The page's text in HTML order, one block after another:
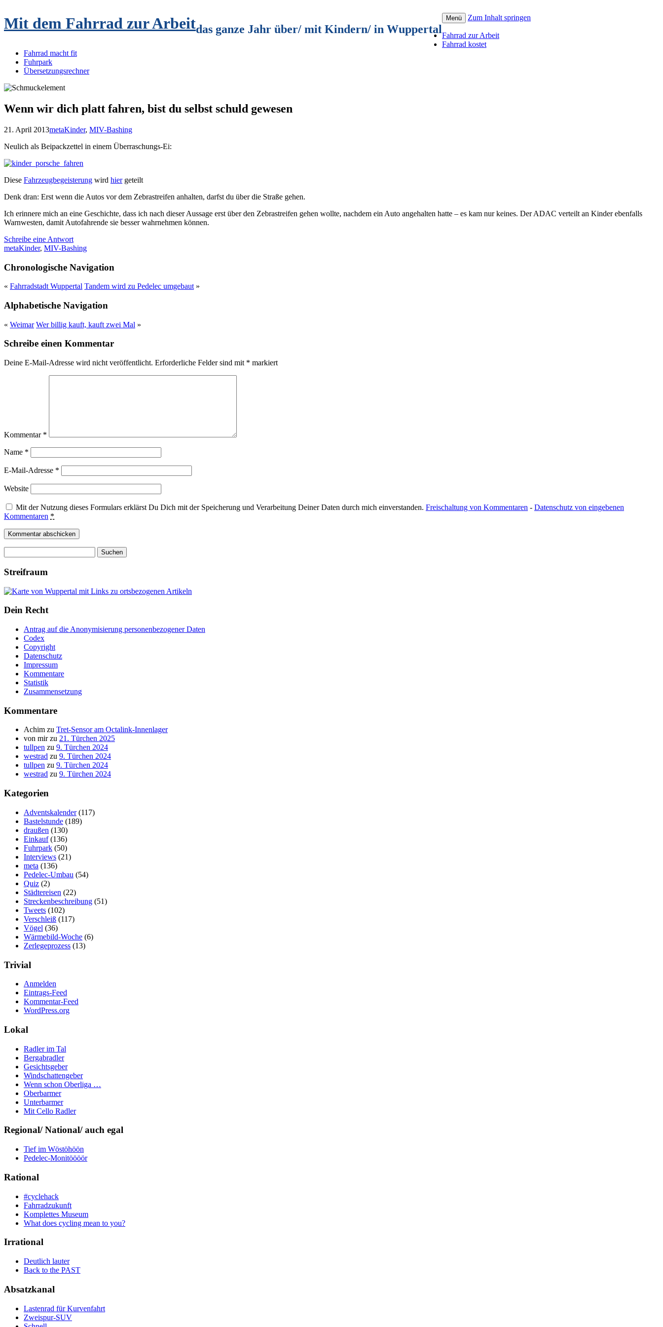
Mit dem Fahrrad zur Arbeitdas ganze Jahr über/ mit Kindern/ in Wuppertal
Menü Zum Inhalt springen
Fahrrad zur Arbeit
Fahrrad kostet
Fahrrad macht fit
Fuhrpark
Übersetzungsrechner
Wenn wir dich platt fahren, bist du selbst schuld gewesen
21. April 2013metaKinder, MIV-Bashing
Neulich als Beipackzettel in einem Überraschungs-Ei:
Diese Fahrzeugbegeisterung wird hiergeteilt
Denk dran: Erst wenn die Autos vor dem Zebrastreifen anhalten, darfst du über die Straße gehen.
Ich erinnere mich an eine Geschichte, dass ich nach dieser Aussage erst über den Zebrastreifen gehen wollte, nachdem ein Auto angehalten hatte – es kam nur keines. Der ADAC verteilt an Kinder ebenfalls
Warnwesten, damit Autofahrende sie besser wahrnehmen können.
Schreibe eine Antwort
metaKinder, MIV-Bashing
Chronologische Navigation
« Fahrradstadt Wuppertal Tandem wird zu Pedelec umgebaut »
Alphabetische Navigation
« Weimar Wer billig kauft, kauft zwei Mal »
Schreibe einen Kommentar
Deine E-Mail-Adresse wird nicht veröffentlicht. Erforderliche Felder sind mit * markiert
Kommentar *
Name *
E-Mail-Adresse *
Website
Mit der Nutzung dieses Formulars erklärst Du Dich mit der Speicherung und Verarbeitung Deiner Daten durch mich einverstanden. Freischaltung von Kommentaren - Datenschutz von eingebenen
Kommentaren *
nach:
Streifraum
Dein Recht
Antrag auf die Anonymisierung personenbezogener Daten
Codex
Copyright
Datenschutz
Impressum
Kommentare
Statistik
Zusammensetzung
Kommentare
Achim zu Tret-Sensor am Octalink-Innenlager
von mirzu 21. Türchen 2025
tullpen zu 9. Türchen 2024
westrad zu 9. Türchen 2024
tullpen zu 9. Türchen 2024
westrad zu 9. Türchen 2024
Kategorien
Adventskalender(117)
Bastelstunde (189)
draußen (130)
Einkauf(136)
Fuhrpark (50)
Interviews (21)
meta (136)
Pedelec-Umbau (54)
Quiz (2)
Städtereisen (22)
Streckenbeschreibung (51)
Tweets (102)
Verschleiß (117)
Vögel (36)
Wärmebild-Woche (6)
Zerlegeprozess (13)
Trivial
Anmelden
Eintrags-Feed
Kommentar-Feed
WordPress.org
Lokal
Radler im Tal
Bergabradler
Gesichtsgeber
Windschattengeber
Wenn schon Oberliga …
Oberbarmer
Unterbarmer
Mit Cello Radler
Regional/ National/ auch egal
Tief im Wöstöhöön
Pedelec-Monitöööör
Rational
#cyclehack
Fahrradzukunft
Komplettes Museum
What does cycling mean to you?
Irrational
Deutlich lauter
Back to the PAST
Absatzkanal
Lastenrad für Kurvenfahrt
Zweispur-SUV